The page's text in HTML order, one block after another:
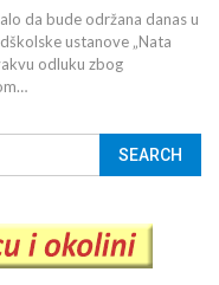
da bude održana danas u
ustanove „Nata
odluku zbog